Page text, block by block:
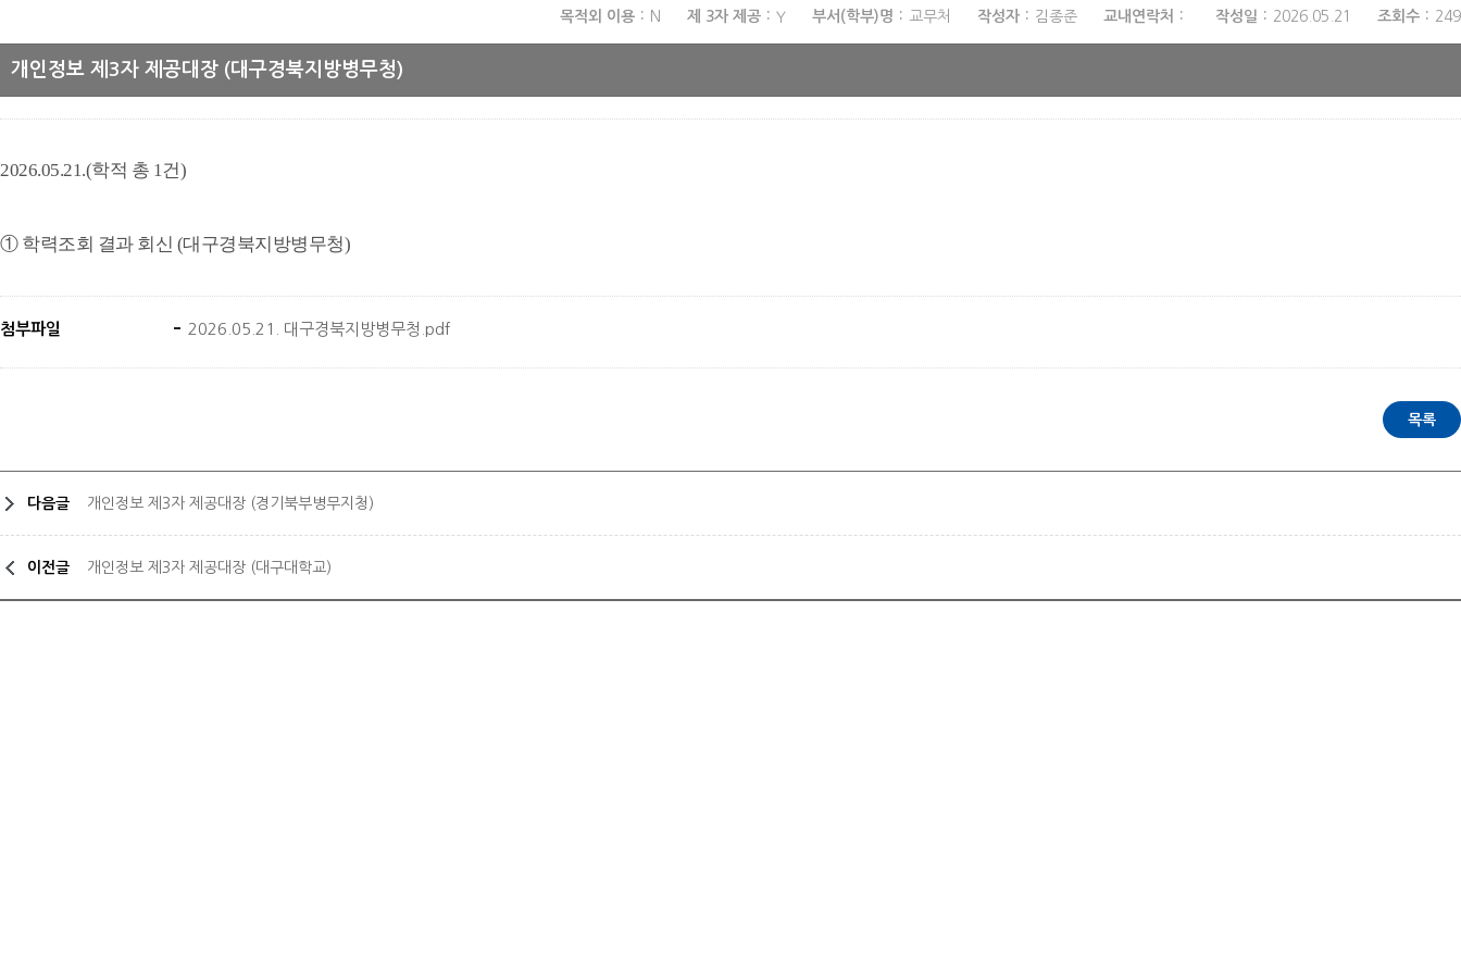
목적외 이용 N 제 3자 제공 Y 부서(학부)명 교무처 작성자 김종준 교내연락처 작성일 2026.05.21 조회수 249
개인정보 제3자 제공대장 (대구경북지방병무청)
2026.05.21.(학적 총 1건)
① 학력조회 결과 회신 (대구경북지방병무청)
첨부파일 2026.05.21. 대구경북지방병무청.pdf
다음글 개인정보 제3자 제공대장 (경기북부병무지청)
이전글 개인정보 제3자 제공대장 (대구대학교)